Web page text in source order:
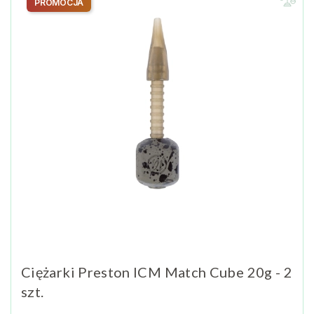
Ciężarki Preston ICM Match Cube 20g - 2
szt.
PROMOCJA